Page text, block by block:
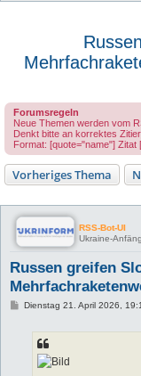
Forumsregeln
Neue Themen werden vom
Denkt bitte an korrektes
Format: [quote="name"] Zitat
Vorheriges Thema
RSS-Bot-UI
Ukraine-
Russen greifen
BDienstag 21. April 2026,